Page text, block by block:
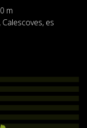
m
es